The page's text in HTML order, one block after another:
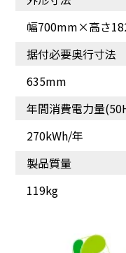
幅700mm×高さ
据付必要奥行寸法
635mm
年間消費電力量
270kWh/年
製品質量
119kg